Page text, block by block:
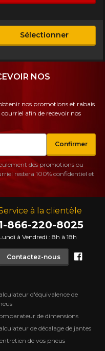
Sélectionner
à la clientèle
866-220-8025
à Vendredi : 8h à 18h
Contactez-nous
d'équivalence de
de dimensions
de décalage de jantes
de vos pneus
NOS
nos promotions et rabais
afin de recevoir nos
Confirmer
des promotions ou
restera 100% confidentiel et